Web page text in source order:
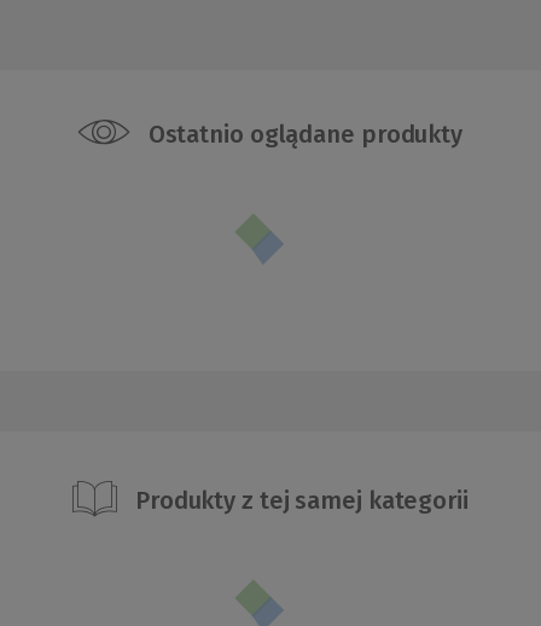
Ostatnio oglądane produkty
Produkty z tej samej kategorii